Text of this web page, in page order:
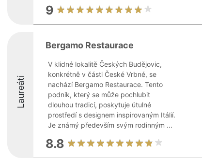
9
Laureáti
Bergamo Restaurace
V klidné lokalitě Českých Budějovic,
konkrétně v části České Vrbné, se
nachází Bergamo Restaurace. Tento
podnik, který se může pochlubit
dlouhou tradicí, poskytuje útulné
prostředí s designem inspirovaným Itálií.
Je známý především svým rodinným ...
8.8